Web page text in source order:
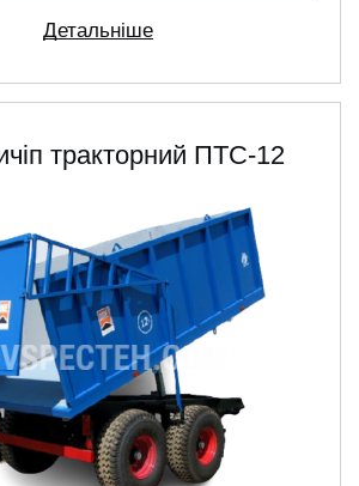
Детальніше
тракторний ПТС-12